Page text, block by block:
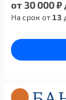
от 30 000 ₽
На срок от 13